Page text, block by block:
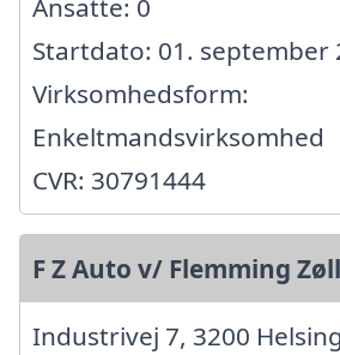
Ansatte: 0
Startdato: 01. september
Virksomhedsform:
Enkeltmandsvirksomhed
CVR: 30791444
F Z Auto v/ Flemming
Industrivej 7, 3200